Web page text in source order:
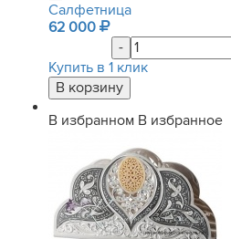
Салфетница
62 000
-
Купить в 1 клик
В избранном В избранное